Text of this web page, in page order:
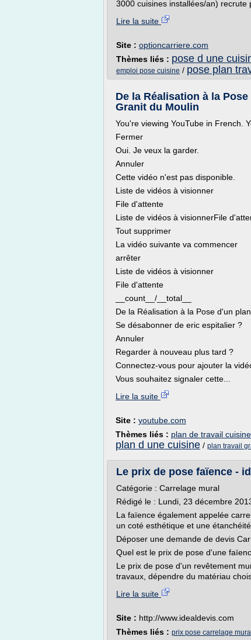
3000 cuisines installées/an) recrute
Lire la suite
Site : optioncarriere.com
Thèmes liés : pose d une
emploi pose cuisine / pose plan
De la Réalisation à la
Granit du Moulin
You're viewing YouTube in French.
Fermer
Oui. Je veux la garder.
Annuler
Cette vidéo n'est pas disponible.
Liste de vidéos à visionner
File d'attente
Liste de vidéos à visionnerFile
Tout supprimer
La vidéo suivante va commencer
arrêter
Liste de vidéos à visionner
File d'attente
__count__/__total__
De la Réalisation à la Pose d'un
Se désabonner de eric espitalier ?
Annuler
Regarder à nouveau plus tard ?
Connectez-vous pour ajouter la
Vous souhaitez signaler cette...
Lire la suite
Site : youtube.com
Thèmes liés : plan de travail
plan d une cuisine / plan travail
Le prix de pose faïence -
Catégorie : Carrelage mural
Rédigé le : Lundi, 23 décembre
La faïence également appelée
un coté esthétique et une
Déposer une demande de devis
Quel est le prix de pose d'une
Le prix de pose d'un revêtement
travaux, dépendre du matériau
Lire la suite
Site : http://www.idealdevis.com
Thèmes liés : prix pose carrelage